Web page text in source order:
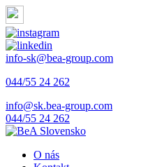
info-sk@bea-group.com
044/55 24 262
info@sk.bea-group.com
044/55 24 262
O nás